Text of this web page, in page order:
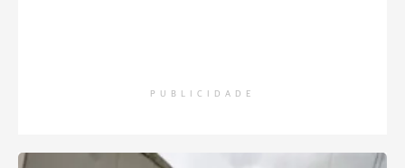
PUBLICIDADE